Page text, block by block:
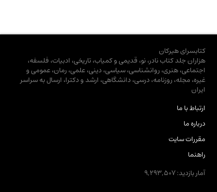
کتابسرای هیرکان
هزاران جلد کتاب نادر، نو، قدیمی و کمیاب، تاریخی، ادبیات، فلسفه،
اجتماعی، هنری، روانشناسی، سیاسی، دینی، علمی، رمان، عمومی و
غیره، مجله، روزنامه، درسی، دانشگاهی، ارشد و دکترا، ارسال به سراسر
ایران
ارتباط با ما
درباره ما
مقررات سایت
راهنما
آمار بازدید: 9,293,507